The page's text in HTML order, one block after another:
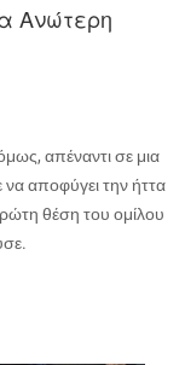
Ανώτερη
απέναντι σε μια
αποφύγει την ήττα
θέση του ομίλου